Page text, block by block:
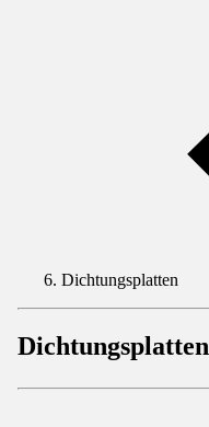
Dichtungsplatten
Dichtungsplatten